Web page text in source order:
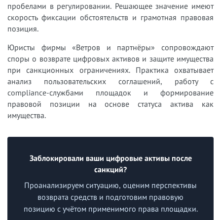
пробелами в регулировании. Решающее значение имеют
скорость фиксации обстоятельств и грамотная правовая
позиция.
Юристы фирмы «Ветров и партнёры» сопровождают
споры о возврате цифровых активов и защите имущества
при санкционных ограничениях. Практика охватывает
анализ пользовательских соглашений, работу с
compliance-службами площадок и формирование
правовой позиции на основе статуса актива как
имущества.
Заблокировали ваши цифровые активы после
санкций?
Проанализируем ситуацию, оценим перспективы
возврата средств и подготовим правовую
позицию с учётом применимого права площадки.